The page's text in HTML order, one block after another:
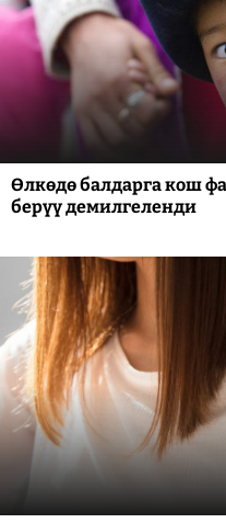
Өлкөдө балдарга кош
берүү демилгеленди